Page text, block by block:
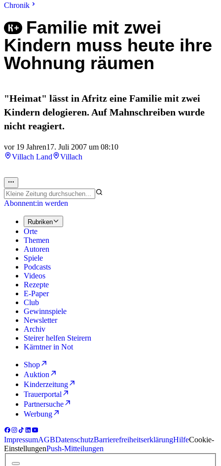
Chronik
Familie mit zwei
Kindern muss heute ihre
Wohnung räumen
"Heimat" lässt in Afritz eine Familie mit zwei
Kindern delogieren. Auf Mahnschreiben wurde
nicht reagiert.
vor 19 Jahren17. Juli 2007 um 08:10
Villach Land
Villach
Abonnent:in werden
Rubriken
Orte
Themen
Autoren
Spiele
Podcasts
Videos
Rezepte
E-Paper
Club
Gewinnspiele
Newsletter
Archiv
Steirer helfen Steirern
Kärntner in Not
Shop
Auktion
Kinderzeitung
Trauerportal
Partnersuche
Werbung
ImpressumAGBDatenschutzBarrierefreiheitserklärungHilfeCookie-
EinstellungenPush-Mitteilungen